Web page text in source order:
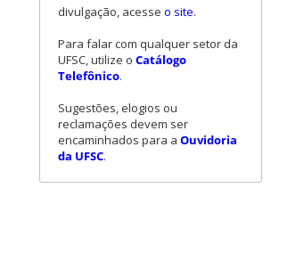
divulgação, acesse o site.
Para falar com qualquer setor da
UFSC, utilize o Catálogo
Telefônico.
Sugestões, elogios ou
reclamações devem ser
encaminhados para a Ouvidoria
da UFSC.